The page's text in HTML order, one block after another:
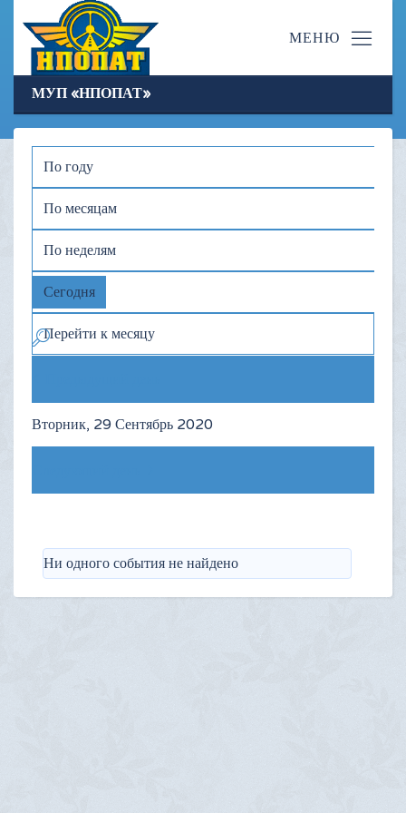
МУП «НПОПАТ»
По году
По месяцам
По неделям
Сегодня
Перейти к месяцу
Вторник, 29 Сентябрь 2020
Ни одного события не найдено